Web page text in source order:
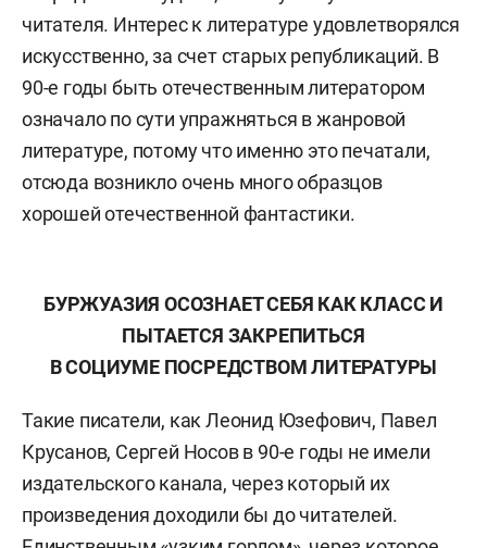
читателя. Интерес к литературе удовлетворялся
искусственно, за счет старых републикаций. В
90-е годы быть отечественным литератором
означало по сути упражняться в жанровой
литературе, потому что именно это печатали,
отсюда возникло очень много образцов
хорошей отечественной фантастики.
БУРЖУАЗИЯ ОСОЗНАЕТ СЕБЯ КАК КЛАСС И
ПЫТАЕТСЯ ЗАКРЕПИТЬСЯ
В СОЦИУМЕ ПОСРЕДСТВОМ ЛИТЕРАТУРЫ
Такие писатели, как Леонид Юзефович, Павел
Крусанов, Сергей Носов в 90-е годы не имели
издательского канала, через который их
произведения доходили бы до читателей.